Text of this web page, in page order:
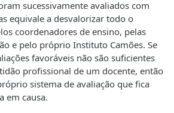
sucessivamente avaliados com
equivale a desvalorizar todo o
coordenadores de ensino, pelas
e pelo próprio Instituto Camões. Se
favoráveis não são suficientes
profissional de um docente, então
sistema de avaliação que fica
em causa.